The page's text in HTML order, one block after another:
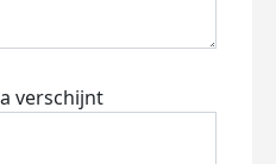
verschijnt